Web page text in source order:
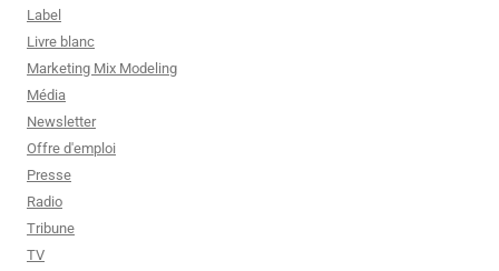
Label
Livre blanc
Marketing Mix Modeling
Média
Newsletter
Offre d'emploi
Presse
Radio
Tribune
TV